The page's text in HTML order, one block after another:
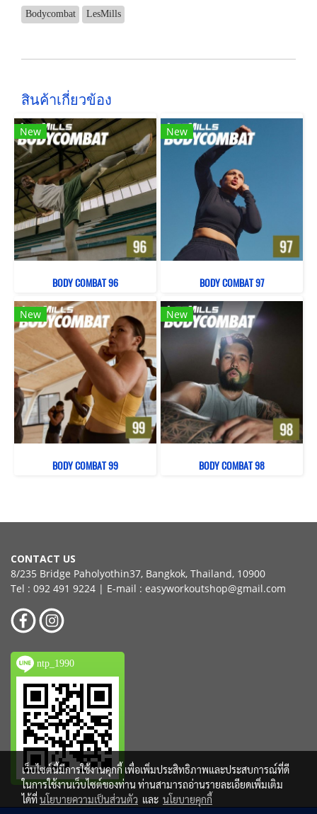
Bodycombat LesMills
สินค้าเกี่ยวข้อง
New
BODY COMBAT 96
New
BODY COMBAT 97
New
BODY COMBAT 99
New
BODY COMBAT 98
CONTACT US
8/235 Bridge Paholyothin37, Bangkok, Thailand, 10900
Tel : 092 491 9224 | E-mail : easyworkoutshop@gmail.com
ntp_1990
เว็บไซต์นี้มีการใช้งานคุกกี้ เพื่อเพิ่มประสิทธิภาพและประสบการณ์ที่ดี
ในการใช้งานเว็บไซต์ของท่าน ท่านสามารถอ่านรายละเอียดเพิ่มเติม
ได้ที่นโยบายความเป็นส่วนตัว และ นโยบายคุกกี้